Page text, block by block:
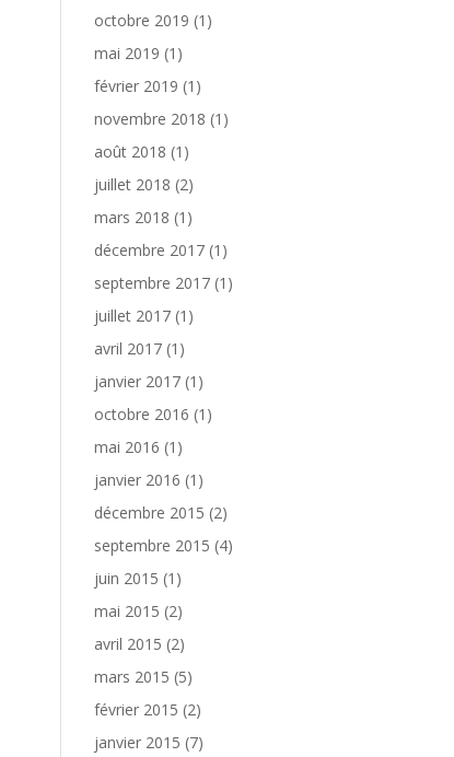
octobre 2019 (1)
mai 2019 (1)
février 2019 (1)
novembre 2018 (1)
août 2018 (1)
juillet 2018 (2)
mars 2018 (1)
décembre 2017 (1)
septembre 2017 (1)
juillet 2017 (1)
avril 2017 (1)
janvier 2017 (1)
octobre 2016 (1)
mai 2016 (1)
janvier 2016 (1)
décembre 2015 (2)
septembre 2015 (4)
juin 2015 (1)
mai 2015 (2)
avril 2015 (2)
mars 2015 (5)
février 2015 (2)
janvier 2015 (7)